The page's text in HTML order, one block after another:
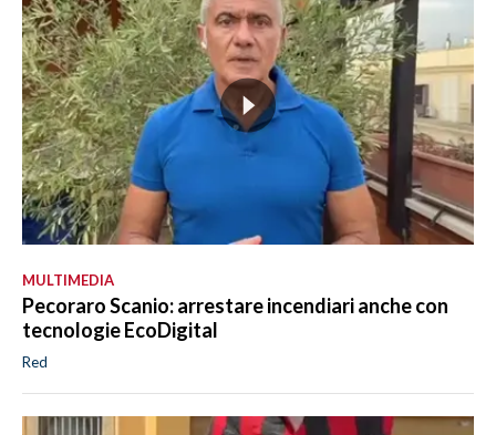
MULTIMEDIA
Pecoraro Scanio: arrestare incendiari anche con
tecnologie EcoDigital
Red